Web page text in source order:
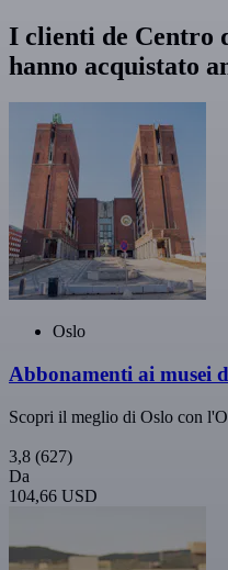
I clienti de Centro
hanno acquistato
Oslo
Abbonamenti ai musei
Scopri il meglio di Oslo con
3,8 (627)
Da
104,66 USD